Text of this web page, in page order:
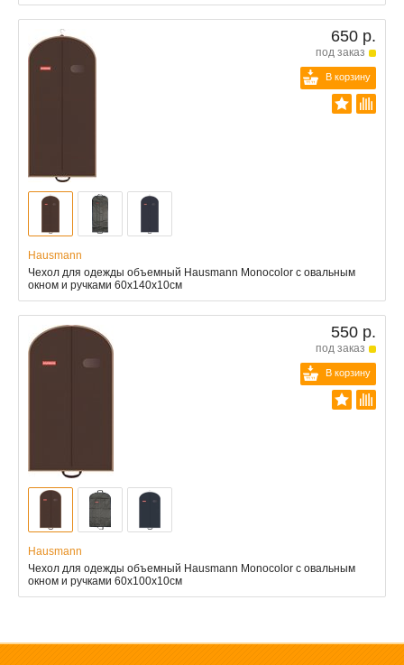
650 р.
под заказ
В корзину
Hausmann
Чехол для одежды объемный Hausmann Monocolor с овальным
окном и ручками 60x140x10см
550 р.
под заказ
В корзину
Hausmann
Чехол для одежды объемный Hausmann Monocolor с овальным
окном и ручками 60x100x10см